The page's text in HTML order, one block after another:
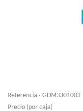
Referencia · GDM3301003
Precio (por caja)